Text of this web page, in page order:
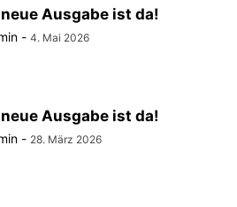
neue Ausgabe ist da!
- 4. Mai 2026
neue Ausgabe ist da!
- 28. März 2026